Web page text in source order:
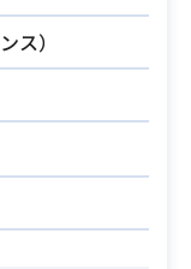
プリケーショ
ヤーフレー
インを作成で
ス）